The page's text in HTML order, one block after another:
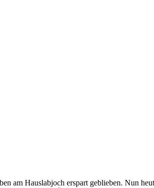
am Hauslabjoch erspart geblieben. Nun